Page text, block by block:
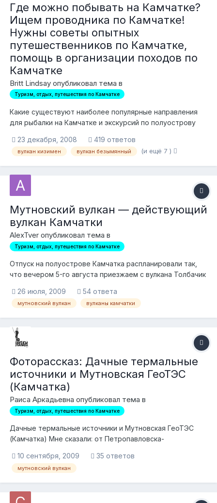
Где можно побывать на Камчатке?
Ищем проводника по Камчатке!
Нужны советы опытных
путешественников по Камчатке,
помощь в организации походов по
Камчатке
Britt Lindsay опубликовал тема в
Туризм, отдых, путешествия по Камчатке
Какие существуют наиболее популярные направления
для рыбалки на Камчатке и экскурсий по полуострову
камчатские гейзеры.
23 декабря, 2008 419 ответов
вулкан кизимен вулкан безымянный (и ещё 7 )
Мутновский вулкан — действующий
вулкан Камчатки
AlexTver опубликовал тема в
Туризм, отдых, путешествия по Камчатке
Отпуск на полуострове Камчатка распланировали так,
что вечером 5-го августа приезжаем с вулкана Толбачик
часов. Уважаемые туристы и путешественники, Ваше
мнение: 1. Реально ли попасть за 1 день на Мутновку,
поплескаться в термальных ис...
26 июля, 2009 54 ответа
мутновский вулкан вулканы камчатки
Фоторассказ: Дачные термальные
источники и Мутновская ГеоТЭС
(Камчатка)
Раиса Аркадьевна опубликовал тема в
Туризм, отдых, путешествия по Камчатке
Дачные термальные источники и Мутновская ГеоТЭС
(Камчатка) Мне сказали: от Петропавловска-
километров, дорога хорошая, поедем на
микроавтобусе, сегодня уедем, сегодня же и вернёмся,
ты получишь незабываемые впечатления: увидишь
Вилючинский вулкан с...
10 сентября, 2009 35 ответов
мутновский вулкан